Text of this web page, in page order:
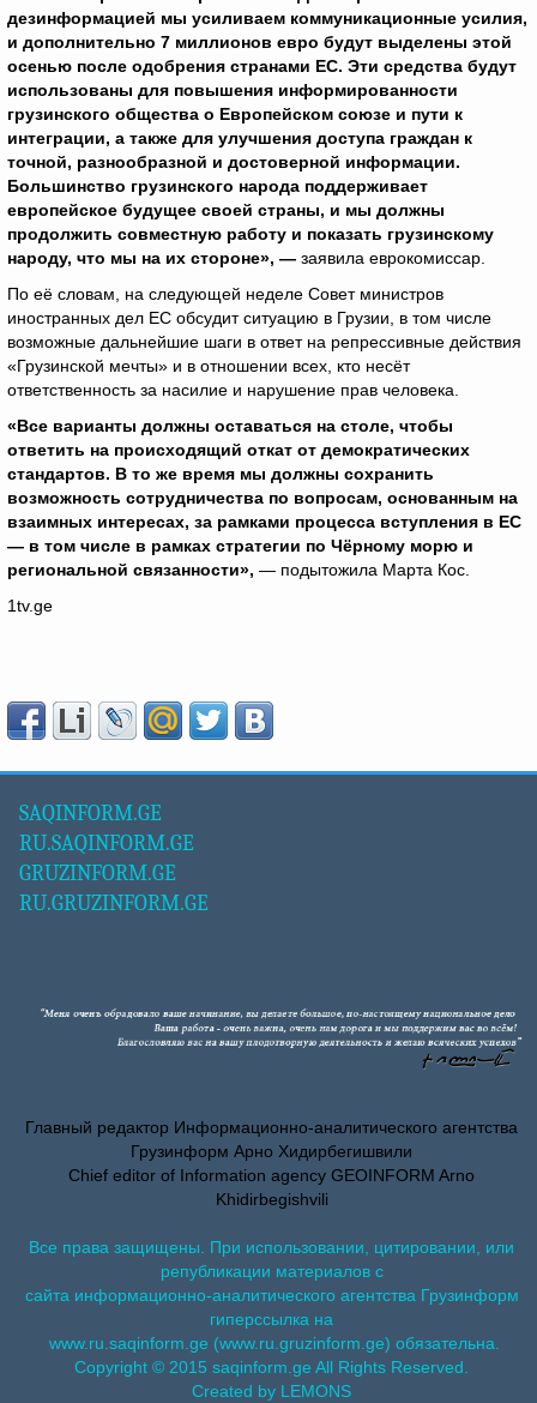
дезинформацией мы усиливаем коммуникационные усилия,
и дополнительно 7 миллионов евро будут выделены этой
осенью после одобрения странами ЕС. Эти средства будут
использованы для повышения информированности
грузинского общества о Европейском союзе и пути к
интеграции, а также для улучшения доступа граждан к
точной, разнообразной и достоверной информации.
Большинство грузинского народа поддерживает
европейское будущее своей страны, и мы должны
продолжить совместную работу и показать грузинскому
народу, что мы на их стороне», — заявила еврокомиссар.
По её словам, на следующей неделе Совет министров
иностранных дел ЕС обсудит ситуацию в Грузии, в том числе
возможные дальнейшие шаги в ответ на репрессивные действия
«Грузинской мечты» и в отношении всех, кто несёт
ответственность за насилие и нарушение прав человека.
«Все варианты должны оставаться на столе, чтобы
ответить на происходящий откат от демократических
стандартов. В то же время мы должны сохранить
возможность сотрудничества по вопросам, основанным на
взаимных интересах, за рамками процесса вступления в ЕС
— в том числе в рамках стратегии по Чёрному морю и
региональной связанности», — подытожила Марта Кос.
1tv.ge
SAQINFORM.GE
RU.SAQINFORM.GE
GRUZINFORM.GE
RU.GRUZINFORM.GE
Главный редактор Информационно-аналитического агентства
Грузинформ Арно Хидирбегишвили
Chief editor of Information agency GEOINFORM Arno
Khidirbegishvili
Все права защищены. При использовании, цитировании, или
републикации материалов с
сайта информационно-аналитического агентства Грузинформ
гиперссылка на
www.ru.saqinform.ge (www.ru.gruzinform.ge) обязательна.
Copyright © 2015 saqinform.ge All Rights Reserved.
Created by LEMONS